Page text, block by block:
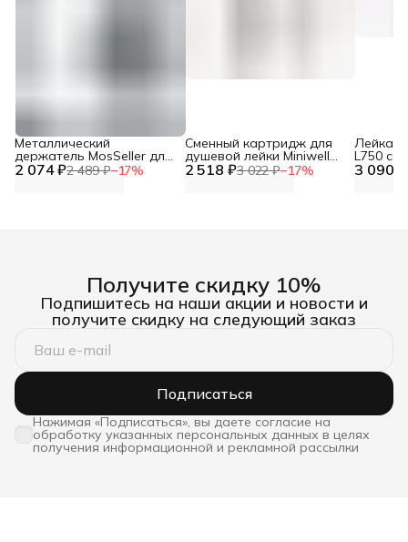
2 074 ₽2 489 ₽−17%
Металлический
держатель MosSeller для
смартфона с 2 518 ₽3 022 ₽−17%
Сменный картридж для
душевой лейки Miniwell
L750, угольный 3 090 ₽
Лейка
L750 со
Получите скидку 10%
Подпишитесь на наши акции и новости и
получите скидку на следующий заказ
Подписаться
Нажимая «Подписаться», вы даете согласие на
обработку указанных персональных данных в целях
получения информационной и рекламной рассылки